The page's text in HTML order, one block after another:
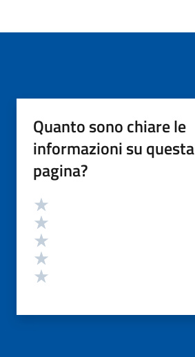
Quanto sono chiare le
informazioni su questa
pagina?
Valutazione